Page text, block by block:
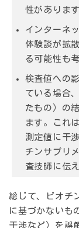
性があります
インターネ
体験談が拡
る可能性も
検査値への
ている場合
たもの）の
ます。これ
測定値に干
チンサプリ
査技師に伝
総じて、ビオチ
に基づかないも
干渉など）を誤